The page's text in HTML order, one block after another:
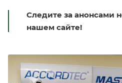
Следите за анонсами
нашем сайте!